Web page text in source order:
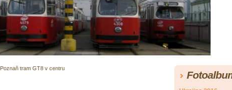
Poznaň tram GT8 v centru